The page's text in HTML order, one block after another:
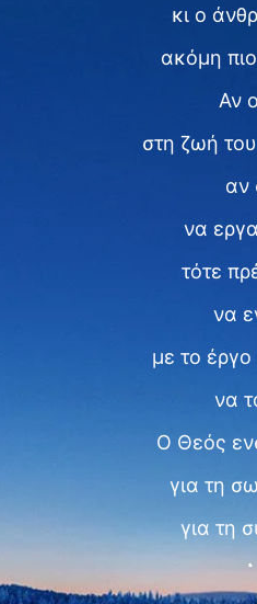
κι ο
ακόμη
Αν
στη ζωή
αν
να
τότε
να
με το έργο
να
Ο Θεός
για τη
για τη